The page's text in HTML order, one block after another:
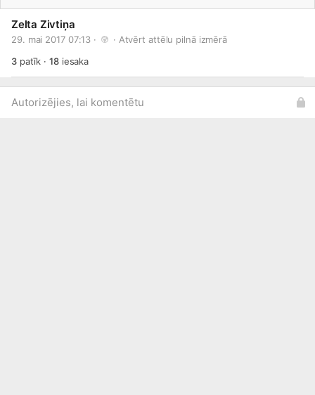
Zelta Zivtiņa
29. mai 2017 07:13 · · Atvērt attēlu pilnā izmērā
3patīk ·18iesaka
Autorizējies, lai komentētu